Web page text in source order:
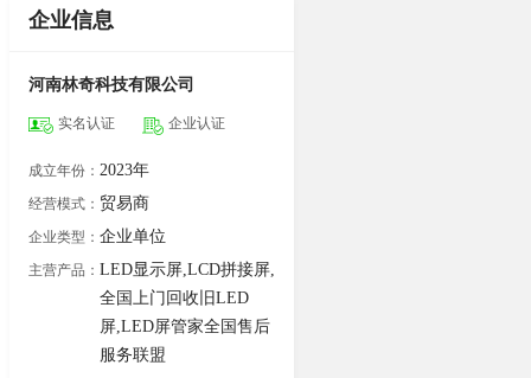
企业信息
河南林奇科技有限公司
实名认证 企业认证
成立年份： 2023年
经营模式： 贸易商
企业类型： 企业单位
主营产品： LED显示屏,LCD拼接屏,
全国上门回收旧LED
屏,LED屏管家全国售后
服务联盟